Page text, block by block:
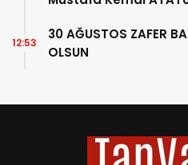
30 AĞUSTOS ZAFER
OLSUN
12:53